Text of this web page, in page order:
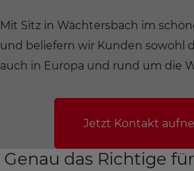
Mit Sitz in Wächtersbach im
und beliefern wir Kunden sowohl
auch in Europa und rund um die
Jetzt Kontakt
Genau das Richtige